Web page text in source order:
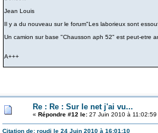
Jean Louis
Il y a du nouveau sur le forum"Les laborieux sont
Un camion sur base "Chausson aph 52" est peut-etre
A+++
Re : Re : Sur le net j'ai vu...
« Répondre #12 le:27 Juin 2010 à 11:02:59
Citation de: roudi le 24 Juin 2010 à 16:01:10